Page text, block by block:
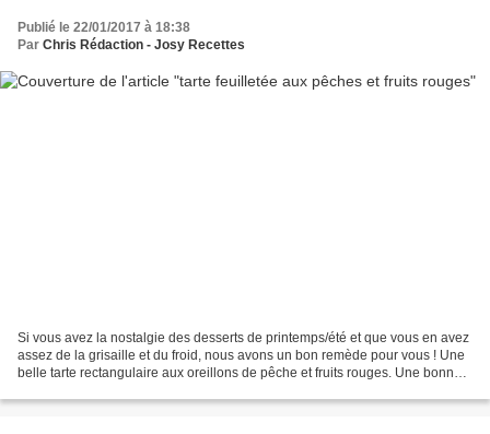
Publié le 22/01/2017 à 18:38
Par Chris Rédaction - Josy Recettes
Si vous avez la nostalgie des desserts de printemps/été et que vous en avez
assez de la grisaille et du froid, nous avons un bon remède pour vous ! Une
belle tarte rectangulaire aux oreillons de pêche et fruits rouges. Une bonne